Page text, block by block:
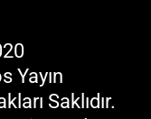
Yayın
Saklıdır.